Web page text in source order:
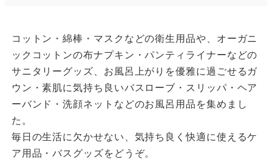
コットン・綿棒・マスクなどの衛生用品や、オーガニ
ックコットンの布ナプキン・パンティライナーなどの
サニタリーグッズ、お風呂上がりを優雅に過ごせるガ
ウン・素肌に気持ち良いバスローブ・スリッパ・ヘア
ーバンド・洗顔ネットなどのお風呂用品を集めまし
た。
毎日の生活に欠かせない、気持ち良く快適に使えるケ
ア用品・バスグッズをどうぞ。